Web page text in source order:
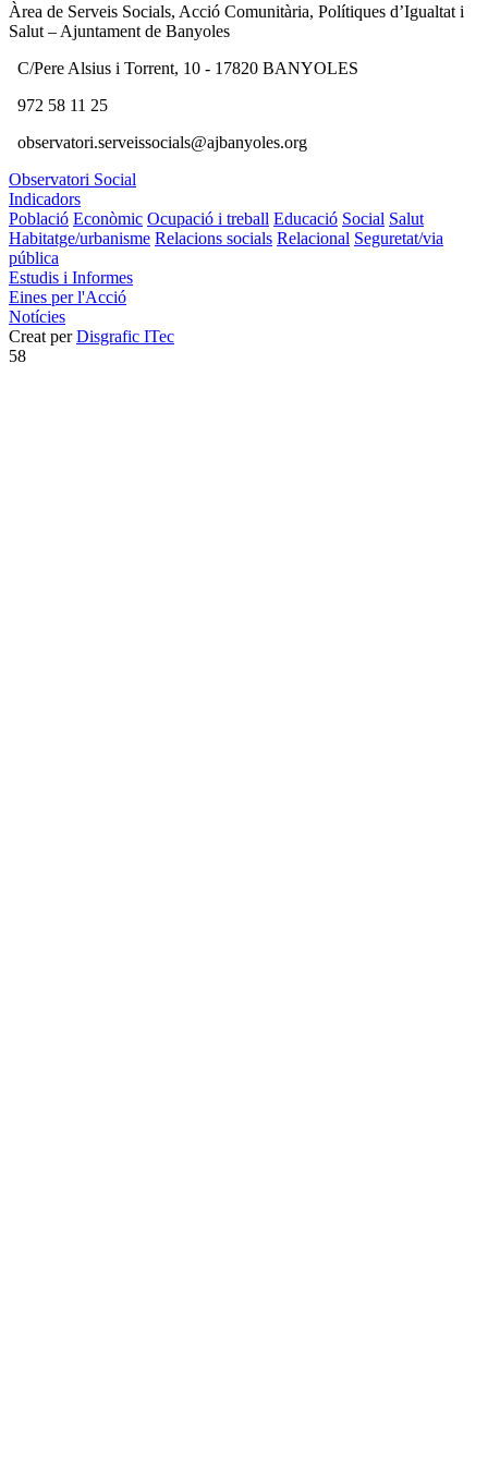
Àrea de Serveis Socials, Acció Comunitària, Polítiques d’Igualtat i
Salut – Ajuntament de Banyoles
C/Pere Alsius i Torrent, 10 - 17820 BANYOLES
972 58 11 25
observatori.serveissocials@ajbanyoles.org
Observatori Social
Indicadors
Població Econòmic Ocupació i treball Educació Social Salut
Habitatge/urbanisme Relacions socials Relacional Seguretat/via
pública
Estudis i Informes
Eines per l'Acció
Notícies
Creat perDisgrafic ITec
58